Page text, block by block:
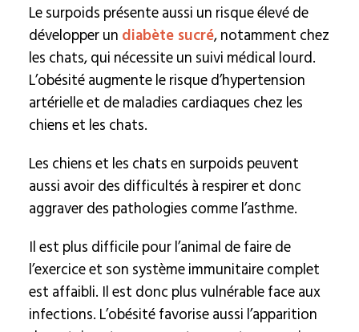
Le surpoids présente aussi un risque élevé de
développer un diabète sucré, notamment chez
les chats, qui nécessite un suivi médical lourd.
L’obésité augmente le risque d’hypertension
artérielle et de maladies cardiaques chez les
chiens et les chats.
Les chiens et les chats en surpoids peuvent
aussi avoir des difficultés à respirer et donc
aggraver des pathologies comme l’asthme.
Il est plus difficile pour l’animal de faire de
l’exercice et son système immunitaire complet
est affaibli. Il est donc plus vulnérable face aux
infections. L’obésité favorise aussi l’apparition